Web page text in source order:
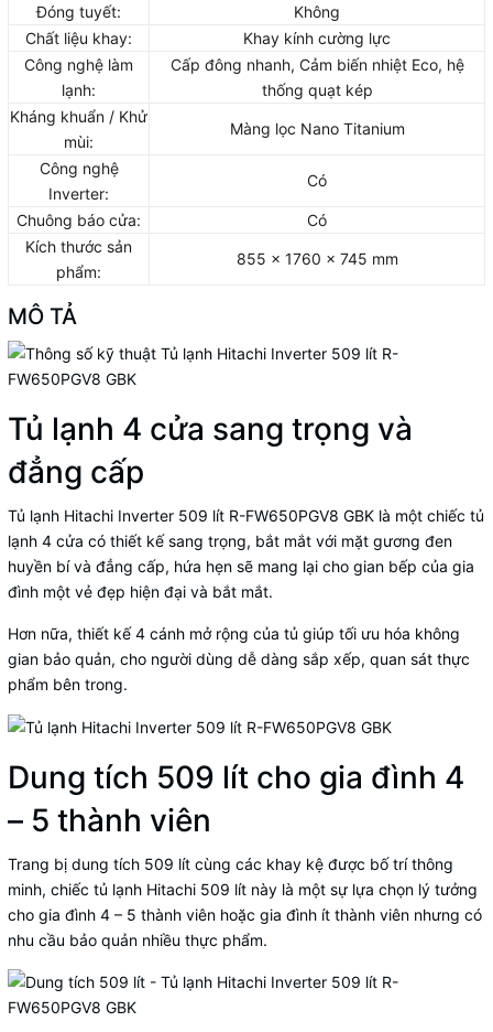
Đóng tuyết:
Không
Chất liệu khay:
Khay kính cường lực
Công nghệ làm
lạnh:
Cấp đông nhanh, Cảm biến nhiệt Eco, hệ
thống quạt kép
Kháng khuẩn / Khử
mùi:
Màng lọc Nano Titanium
Công nghệ
Inverter:
Có
Chuông báo cửa:
Có
Kích thước sản
phẩm:
855 x 1760 x 745 mm
MÔ TẢ
Tủ lạnh 4 cửa sang trọng và
đẳng cấp
Tủ lạnh Hitachi Inverter 509 lít R-FW650PGV8 GBK là một chiếc tủ
lạnh 4 cửa có thiết kế sang trọng, bắt mắt với mặt gương đen
huyền bí và đẳng cấp, hứa hẹn sẽ mang lại cho gian bếp của gia
đình một vẻ đẹp hiện đại và bắt mắt.
Hơn nữa, thiết kế 4 cánh mở rộng của tủ giúp tối ưu hóa không
gian bảo quản, cho người dùng dễ dàng sắp xếp, quan sát thực
phẩm bên trong.
Dung tích 509 lít cho gia đình 4
– 5 thành viên
Trang bị dung tích 509 lít cùng các khay kệ được bố trí thông
minh, chiếc tủ lạnh Hitachi 509 lít này là một sự lựa chọn lý tưởng
cho gia đình 4 – 5 thành viên hoặc gia đình ít thành viên nhưng có
nhu cầu bảo quản nhiều thực phẩm.